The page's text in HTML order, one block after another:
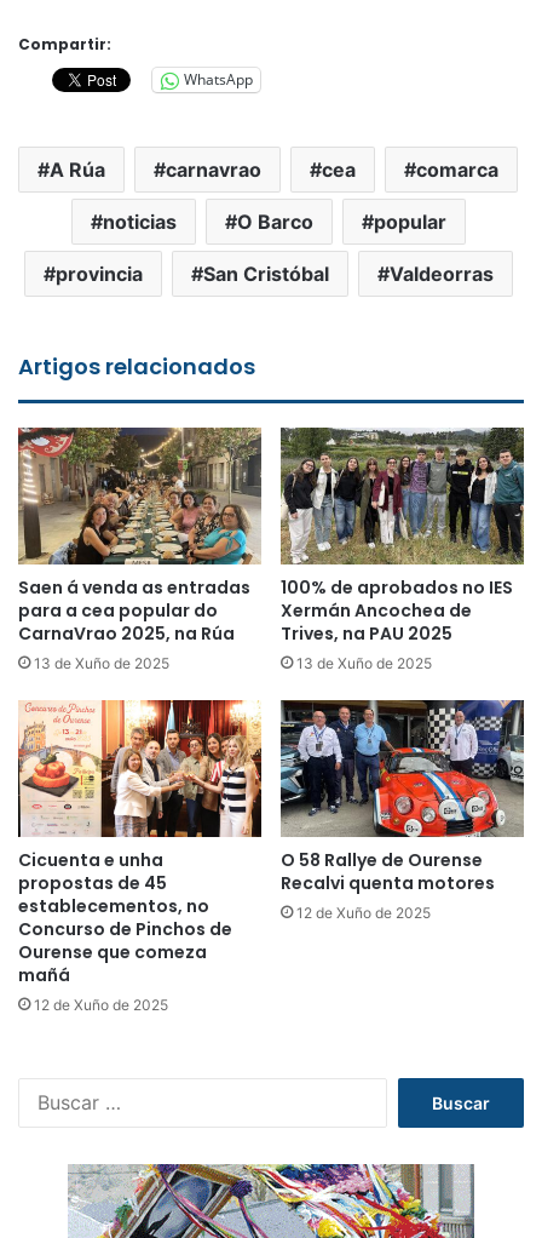
Compartir:
WhatsApp
A Rúa carnavrao cea comarca
noticias O Barco popular
provincia San Cristóbal Valdeorras
Artigos relacionados
Saen á venda as entradas
para a cea popular do
CarnaVrao 2025, na Rúa
13 de Xuño de 2025
100% de aprobados no IES
Xermán Ancochea de
Trives, na PAU 2025
13 de Xuño de 2025
Cicuenta e unha
propostas de 45
establecementos, no
Concurso de Pinchos de
Ourense que comeza
mañá
12 de Xuño de 2025
O 58 Rallye de Ourense
Recalvi quenta motores
12 de Xuño de 2025
c
a
r